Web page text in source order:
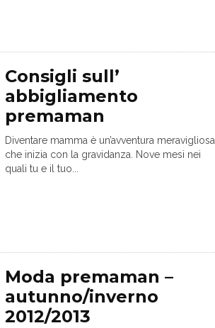
Consigli sull’
abbigliamento
premaman
Diventare mamma è un’avventura meravigliosa
che inizia con la gravidanza. Nove mesi nei
quali tu e il tuo...
Moda premaman –
autunno/inverno
2012/2013